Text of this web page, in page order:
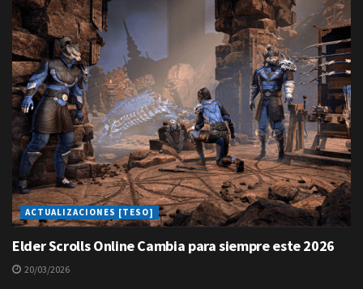
ACTUALIZACIONES [TESO]
Elder Scrolls Online Cambia para siempre este 2026
20/03/2026